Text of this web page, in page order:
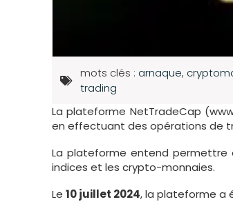
mots clés : arnaque,
trading
La plateforme NetTradeCap
en effectuant des opérations de
La plateforme entend permettre
indices et les crypto-monnaies.
Le 10 juillet 2024, la plateforme a